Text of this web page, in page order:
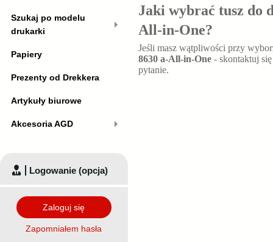
Jaki wybrać tusz
All-in-One?
Jeśli masz wątpliwości przy
8630 a-All-in-One - skontaktuj
pytanie.
Szukaj po modelu
drukarki
Papiery
Prezenty od Drekkera
Artykuły biurowe
Akcesoria AGD
Logowanie (opcja)
Zaloguj się
Zapomniałem hasła